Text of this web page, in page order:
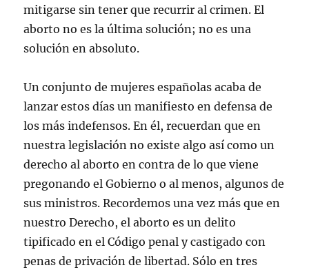
mitigarse sin tener que recurrir al crimen. El
aborto no es la última solución; no es una
solución en absoluto.
Un conjunto de mujeres españolas acaba de
lanzar estos días un manifiesto en defensa de
los más indefensos. En él, recuerdan que en
nuestra legislación no existe algo así como un
derecho al aborto en contra de lo que viene
pregonando el Gobierno o al menos, algunos de
sus ministros. Recordemos una vez más que en
nuestro Derecho, el aborto es un delito
tipificado en el Código penal y castigado con
penas de privación de libertad. Sólo en tres